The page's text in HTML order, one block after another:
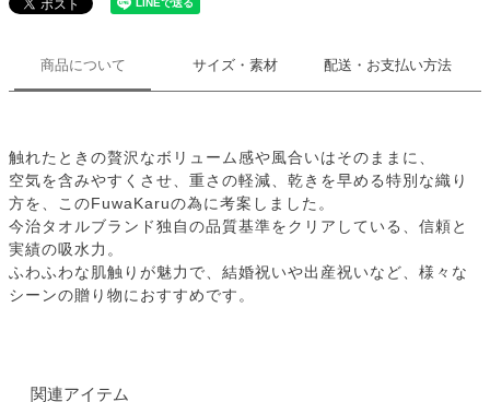
商品について サイズ・素材 配送・お支払い方法
触れたときの贅沢なボリューム感や風合いはそのままに、
空気を含みやすくさせ、重さの軽減、乾きを早める特別な織り
方を、このFuwaKaruの為に考案しました。
今治タオルブランド独自の品質基準をクリアしている、信頼と
実績の吸水力。
ふわふわな肌触りが魅力で、結婚祝いや出産祝いなど、様々な
シーンの贈り物におすすめです。
関連アイテム